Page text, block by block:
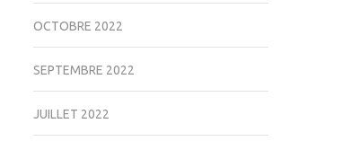
OCTOBRE 2022
SEPTEMBRE 2022
JUILLET 2022